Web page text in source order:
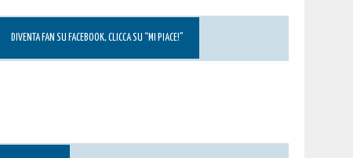
DIVENTA FAN SU FACEBOOK, CLICCA SU “MI PIACE!”